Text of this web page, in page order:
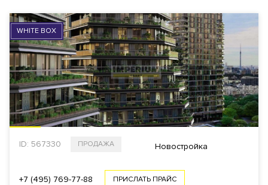
WHITE BOX
ID: 567330 ПРОДАЖА Новостройка
+7 (495) 769-77-88 ПРИСЛАТЬ ПРАЙС